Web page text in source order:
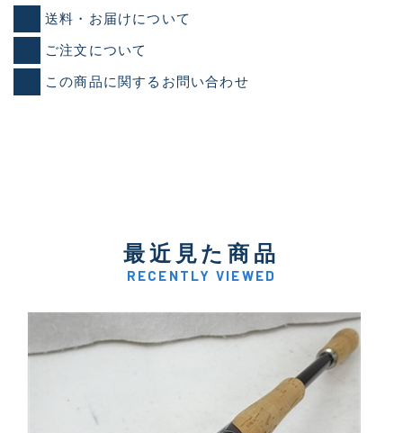
送料・お届けについて
ご注文について
この商品に関するお問い合わせ
最近見た商品
RECENTLY VIEWED